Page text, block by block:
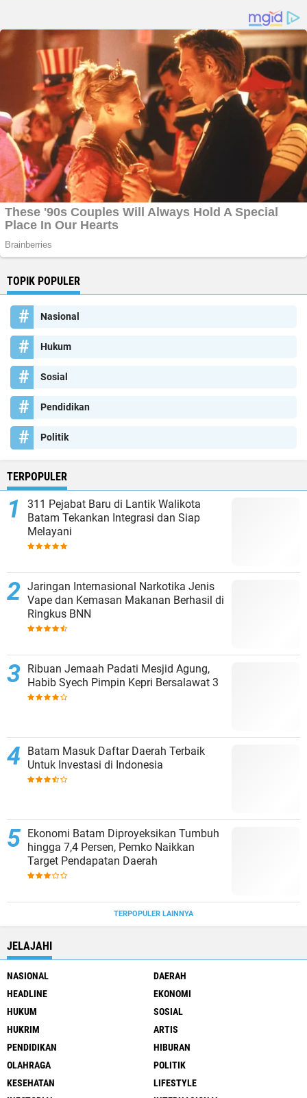
TOPIK POPULER
Nasional
Hukum
Sosial
Pendidikan
Politik
TERPOPULER
311 Pejabat Baru di Lantik Walikota
Batam Tekankan Integrasi dan Siap
Melayani
Jaringan Internasional Narkotika Jenis
Vape dan Kemasan Makanan Berhasil di
Ringkus BNN
Ribuan Jemaah Padati Mesjid Agung,
Habib Syech Pimpin Kepri Bersalawat 3
Batam Masuk Daftar Daerah Terbaik
Untuk Investasi di Indonesia
Ekonomi Batam Diproyeksikan Tumbuh
hingga 7,4 Persen, Pemko Naikkan
Target Pendapatan Daerah
TERPOPULER LAINNYA
JELAJAHI
NASIONAL
DAERAH
HEADLINE
EKONOMI
HUKUM
SOSIAL
HUKRIM
ARTIS
PENDIDIKAN
HIBURAN
OLAHRAGA
POLITIK
KESEHATAN
LIFESTYLE